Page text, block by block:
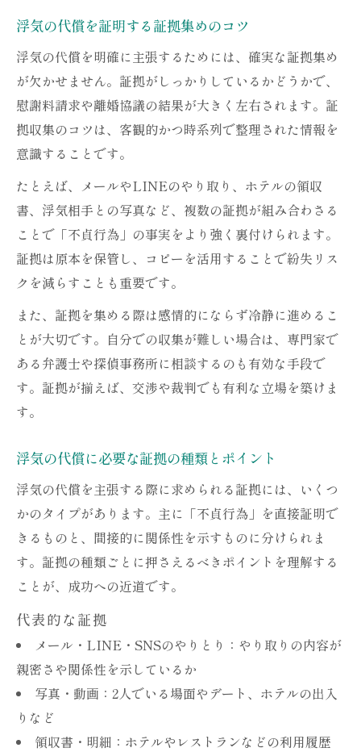
浮気の代償を証明する証拠集めのコツ
浮気の代償を明確に主張するためには、確実な証拠集め
が欠かせません。証拠がしっかりしているかどうかで、
慰謝料請求や離婚協議の結果が大きく左右されます。証
拠収集のコツは、客観的かつ時系列で整理された情報を
意識することです。
たとえば、メールやLINEのやり取り、ホテルの領収
書、浮気相手との写真など、複数の証拠が組み合わさる
ことで「不貞行為」の事実をより強く裏付けられます。
証拠は原本を保管し、コピーを活用することで紛失リス
クを減らすことも重要です。
また、証拠を集める際は感情的にならず冷静に進めるこ
とが大切です。自分での収集が難しい場合は、専門家で
ある弁護士や探偵事務所に相談するのも有効な手段で
す。証拠が揃えば、交渉や裁判でも有利な立場を築けま
す。
浮気の代償に必要な証拠の種類とポイント
浮気の代償を主張する際に求められる証拠には、いくつ
かのタイプがあります。主に「不貞行為」を直接証明で
きるものと、間接的に関係性を示すものに分けられま
す。証拠の種類ごとに押さえるべきポイントを理解する
ことが、成功への近道です。
代表的な証拠
メール・LINE・SNSのやりとり：やり取りの内容が
親密さや関係性を示しているか
写真・動画：2人でいる場面やデート、ホテルの出入
りなど
領収書・明細：ホテルやレストランなどの利用履歴